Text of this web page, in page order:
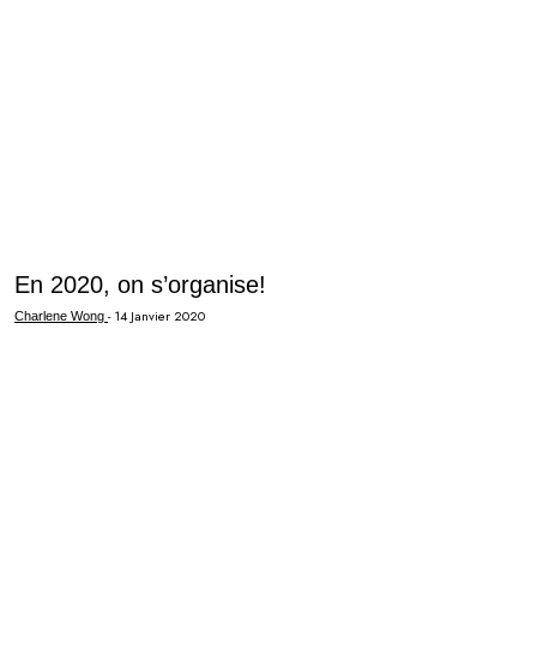
En 2020, on s’organise!
Charlene Wong - 14 Janvier 2020